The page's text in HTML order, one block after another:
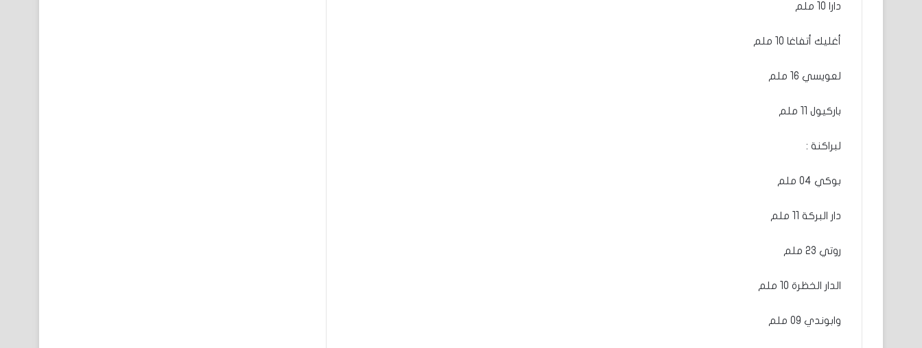
دارا 10 ملم
أغليك أتفاغا 10 ملم
لعويسي 16 ملم
باركيول 11 ملم
لبراكنة :
بوكي 04 ملم
دار البركة 11 ملم
روتي 23 ملم
الدار الخظرة 10 ملم
وابوندي 09 ملم